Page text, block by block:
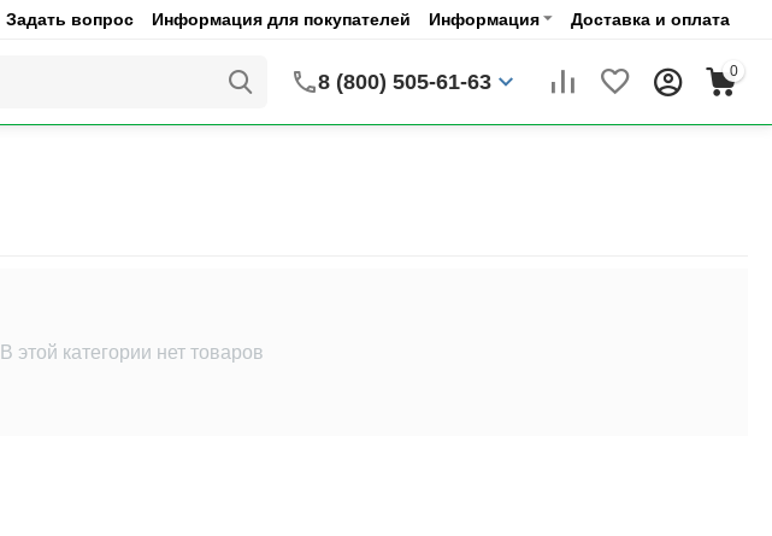
Задать вопрос Информация для покупателей Информация Доставка и оплата
8 (800) 505-61-63 0
В этой категории нет товаров